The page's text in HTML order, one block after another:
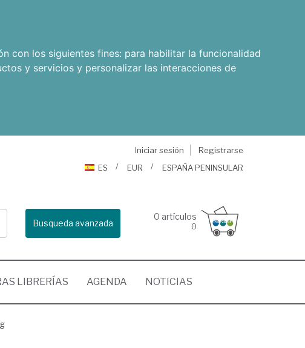
con los siguientes fines: para habilitar la funcionalidad
y servicios y personalizar las interacciones de
Iniciar sesión
Registrarse
ES
EUR ESPAÑA PENINSULAR
Busqueda avanzada
0 artículos
0
LIBRERÍAS AGENDA NOTICIAS